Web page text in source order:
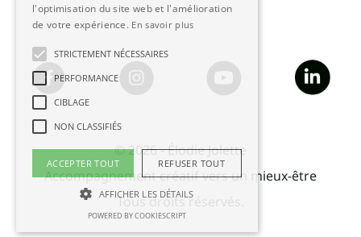
© 2026 - Élodie Jolette
Accompagnement créatif vers un mieux-être
Tous droits réservés.
l'optimisation du site web et l'amélioration
de votre expérience. En savoir plus
STRICTEMENT NÉCESSAIRES
PERFORMANCE
CIBLAGE
NON CLASSIFIÉS
ACCEPTER TOUT REFUSER TOUT
AFFICHER LES DÉTAILS
POWERED BY COOKIESCRIPT